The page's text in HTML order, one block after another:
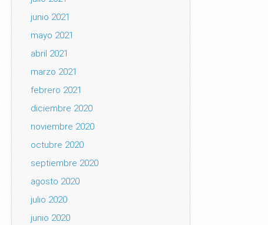
junio 2021
mayo 2021
abril 2021
marzo 2021
febrero 2021
diciembre 2020
noviembre 2020
octubre 2020
septiembre 2020
agosto 2020
julio 2020
junio 2020